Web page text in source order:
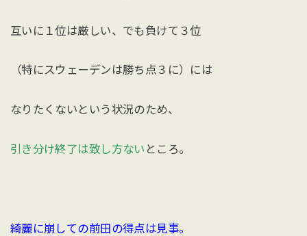
互いに１位は厳しい、でも負けて３位
（特にスウェーデンは勝ち点３に）には
なりたくないという状況のため、
引き分け終了は致し方ない ところ。
綺麗に崩しての前田の得点は見事。